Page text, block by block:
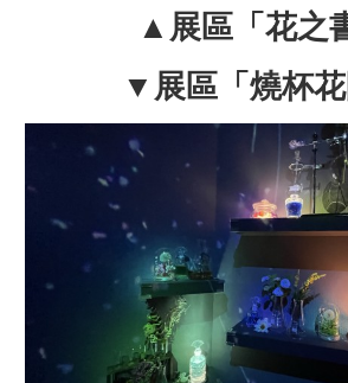
▲展區「花之
▼展區「燒杯花